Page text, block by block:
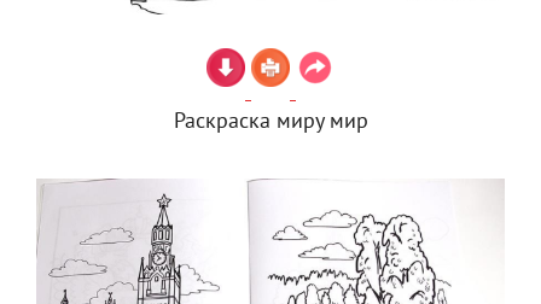
Раскраска миру мир